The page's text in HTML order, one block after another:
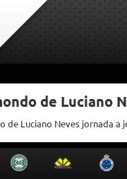
de Luciano
de Luciano Neves jornada a